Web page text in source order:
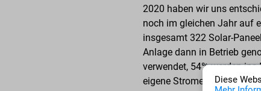
2020 haben wir uns
noch im gleichen Jahr auf
insgesamt 322 Solar-
Anlage dann in Betrieb
verwendet, 54% werden
eigene Stromerzeugung
Diese